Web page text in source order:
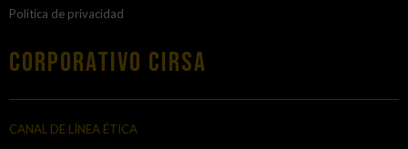
Política de privacidad
Corporativo Cirsa
CANAL DE LÍNEA ÉTICA